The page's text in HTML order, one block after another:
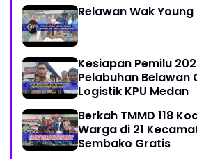
Relawan Wak
Kesiapan Pemilu
Pelabuhan Belawan
Logistik KPU Medan
Berkah TMMD 118
Warga di 21
Sembako Gratis